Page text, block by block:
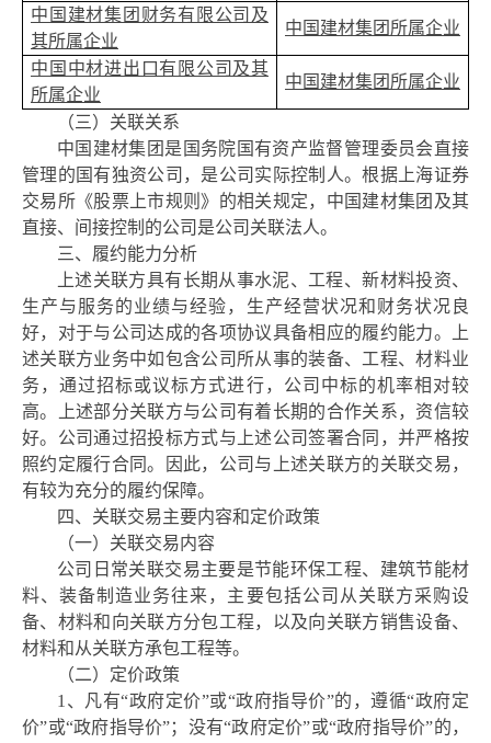
中国建材集团财务有限公司及
其所属企业
中国建材集团所属企业
中国中材进出口有限公司及其
所属企业
中国建材集团所属企业
（三）关联关系
中国建材集团是国务院国有资产监督管理委员会直接
管理的国有独资公司，是公司实际控制人。根据上海证券
交易所《股票上市规则》的相关规定，中国建材集团及其
直接、间接控制的公司是公司关联法人。
三、履约能力分析
上述关联方具有长期从事水泥、工程、新材料投资、
生产与服务的业绩与经验，生产经营状况和财务状况良
好，对于与公司达成的各项协议具备相应的履约能力。上
述关联方业务中如包含公司所从事的装备、工程、材料业
务，通过招标或议标方式进行，公司中标的机率相对较
高。上述部分关联方与公司有着长期的合作关系，资信较
好。公司通过招投标方式与上述公司签署合同，并严格按
照约定履行合同。因此，公司与上述关联方的关联交易，
有较为充分的履约保障。
四、关联交易主要内容和定价政策
（一）关联交易内容
公司日常关联交易主要是节能环保工程、建筑节能材
料、装备制造业务往来，主要包括公司从关联方采购设
备、材料和向关联方分包工程，以及向关联方销售设备、
材料和从关联方承包工程等。
（二）定价政策
1、凡有“政府定价”或“政府指导价”的，遵循“政府定
价”或“政府指导价”；没有“政府定价”或“政府指导价”的，